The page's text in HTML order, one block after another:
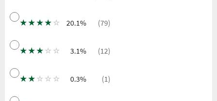
★ ★ ★ ★ ☆ 20.1% (79)
★ ★ ★ ☆ ☆ 3.1% (12)
★ ★ ☆ ☆ ☆ 0.3% (1)